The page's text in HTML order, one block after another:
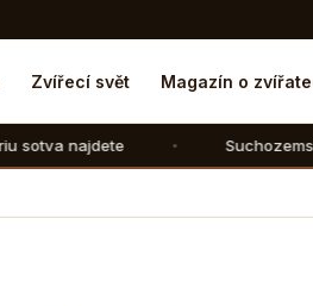
Zvířecí svět Magazín o
Suchozemské želvy: Jak jim